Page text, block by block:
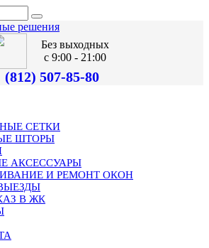
Без выходных
с 9:00 - 21:00
(812) 507-85-80
СЕТКИ
ШТОРЫ
АКСЕССУАРЫ
И РЕМОНТ ОКОН
В ЖК